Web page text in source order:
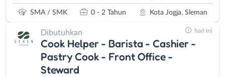
SMA / SMK 0 - 2 Tahun Kota Jogja, Sleman
Dibutuhkan
Cook Helper - Barista - Cashier -
Pastry Cook - Front Office -
Steward
hari ini